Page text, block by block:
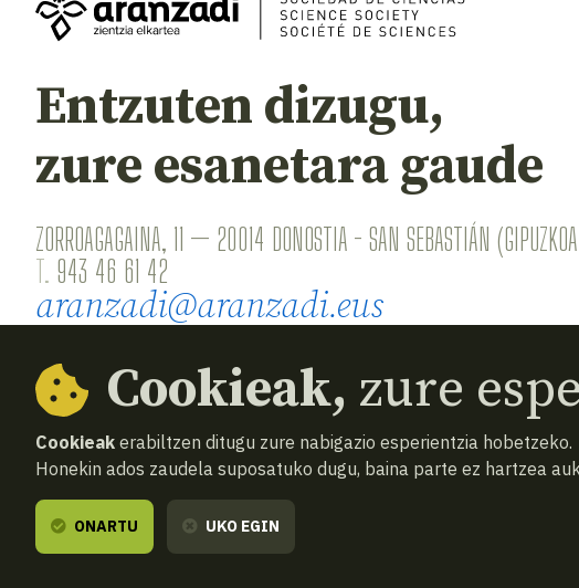
Entzuten dizugu,
zure esanetara gaude
ZORROAGAGAINA, 11 — 20014 DONOSTIA - SAN SEBASTIÁN
T. 943 46 61 42
aranzadi@aranzadi.eus
Aranzadi — Zientzia elkartea
Cookieak, zure
Cookieak erabiltzen ditugu zure nabigazio esperientzia hobetzeko.
Honekin ados zaudela suposatuko dugu, baina parte ez hartzea
ONARTU UKO EGIN